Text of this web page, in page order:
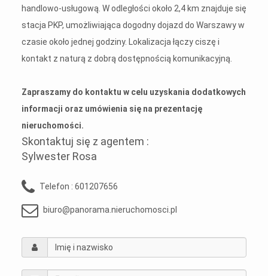
handlowo-usługową. W odległości około 2,4 km znajduje się
stacja PKP, umożliwiająca dogodny dojazd do Warszawy w
czasie około jednej godziny. Lokalizacja łączy ciszę i
kontakt z naturą z dobrą dostępnością komunikacyjną.
Zapraszamy do kontaktu w celu uzyskania dodatkowych
informacji oraz umówienia się na prezentację
nieruchomości.
Skontaktuj się z agentem :
Sylwester Rosa
Telefon : 601207656
biuro@panorama.nieruchomosci.pl